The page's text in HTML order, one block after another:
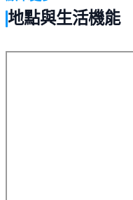
地點與生活機能